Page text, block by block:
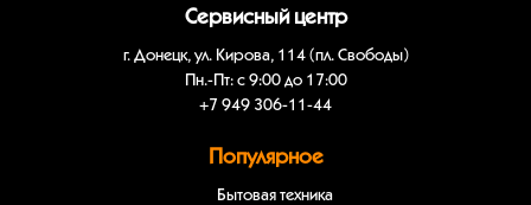
Сервисный центр
г. Донецк, ул. Кирова, 114 (пл. Свободы)
Пн.-Пт: с 9:00 до 17:00
+7 949 306-11-44
Популярное
Бытовая техника